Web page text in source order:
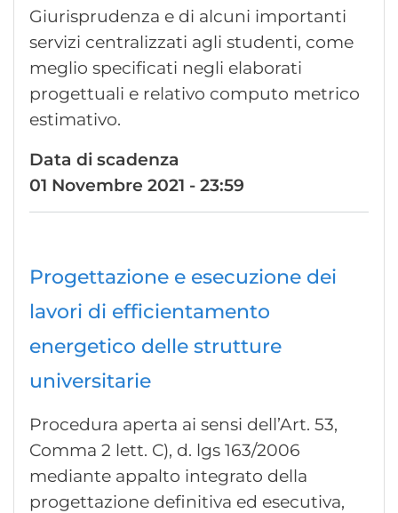
Giurisprudenza e di alcuni importanti
servizi centralizzati agli studenti, come
meglio specificati negli elaborati
progettuali e relativo computo metrico
estimativo.
Data di scadenza
01 Novembre 2021 - 23:59
Progettazione e esecuzione dei
lavori di efficientamento
energetico delle strutture
universitarie
Procedura aperta ai sensi dell’Art. 53,
Comma 2 lett. C), d. lgs 163/2006
mediante appalto integrato della
progettazione definitiva ed esecutiva,